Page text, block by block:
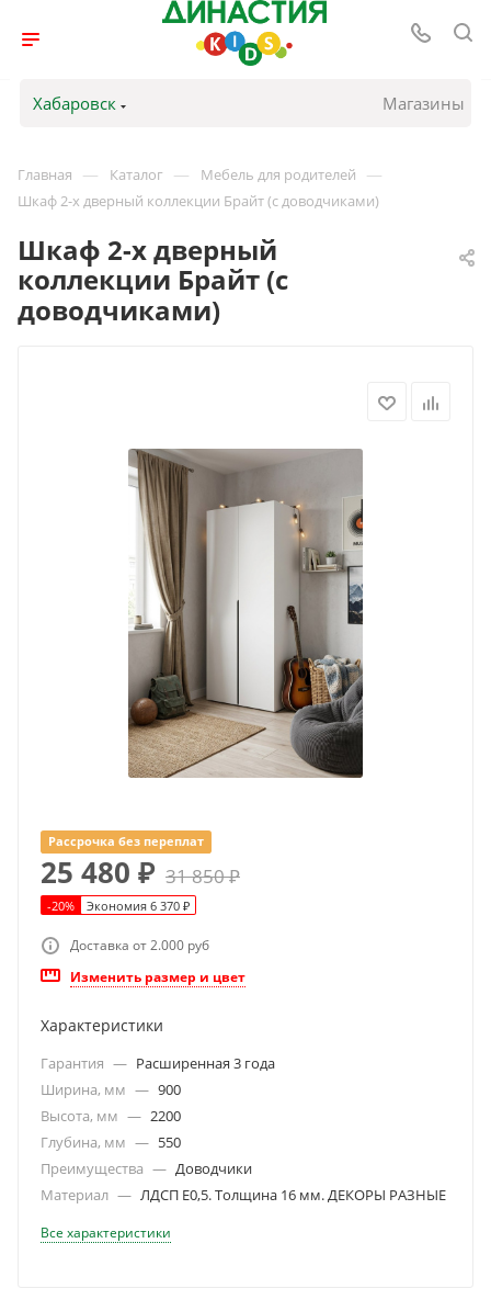
Хабаровск Магазины
Главная — Каталог — Мебель для родителей —
Шкаф 2-х дверный коллекции Брайт (с доводчиками)
Шкаф 2-х дверный
коллекции Брайт (с
доводчиками)
Рассрочка без переплат
25 480 ₽ 31 850₽
-20% Экономия 6 370 ₽
Доставка от 2.000 руб
Изменить размер и цвет
Характеристики
Гарантия — Расширенная 3 года
Ширина, мм — 900
Высота, мм — 2200
Глубина, мм — 550
Преимущества — Доводчики
Материал — ЛДСП Е0,5. Толщина 16 мм. ДЕКОРЫ РАЗНЫЕ
Все характеристики